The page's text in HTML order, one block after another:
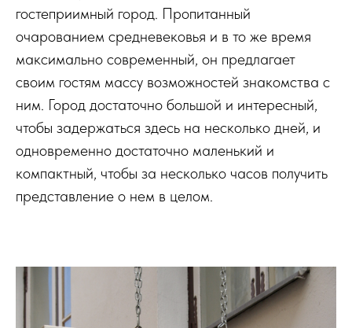
гостеприимный город. Пропитанный
очарованием средневековья и в то же время
максимально современный, он предлагает
своим гостям массу возможностей знакомства с
ним. Город достаточно большой и интересный,
чтобы задержаться здесь на несколько дней, и
одновременно достаточно маленький и
компактный, чтобы за несколько часов получить
представление о нем в целом.